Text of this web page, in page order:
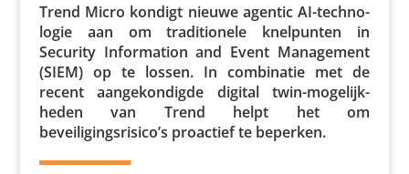
Trend Micro kondigt nieuwe agentic AI-tech­no­
logie aan om tradi­ti­o­nele knel­punten in
Security Infor­ma­tion and Event Mana­ge­ment
(SIEM) op te lossen. In combi­natie met de
recent aange­kon­digde digital twin-moge­lijk­
heden van Trend helpt het om
beveiligingsrisico’s proactief te beperken.